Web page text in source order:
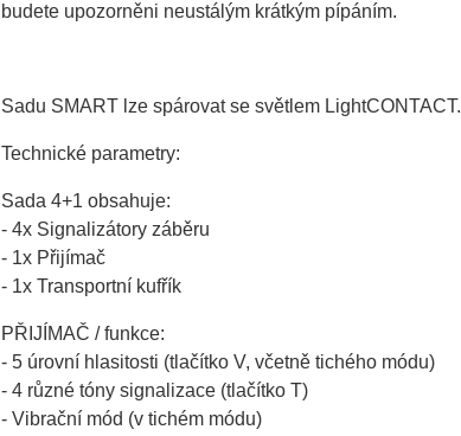
budete upozorněni neustálým krátkým pípáním.
Sadu SMART lze spárovat se světlem LightCONTACT.
Technické parametry:
Sada 4+1 obsahuje:
- 4x Signalizátory záběru
- 1x Přijímač
- 1x Transportní kufřík
PŘIJÍMAČ / funkce:
- 5 úrovní hlasitosti (tlačítko V, včetně tichého módu)
- 4 různé tóny signalizace (tlačítko T)
- Vibrační mód (v tichém módu)